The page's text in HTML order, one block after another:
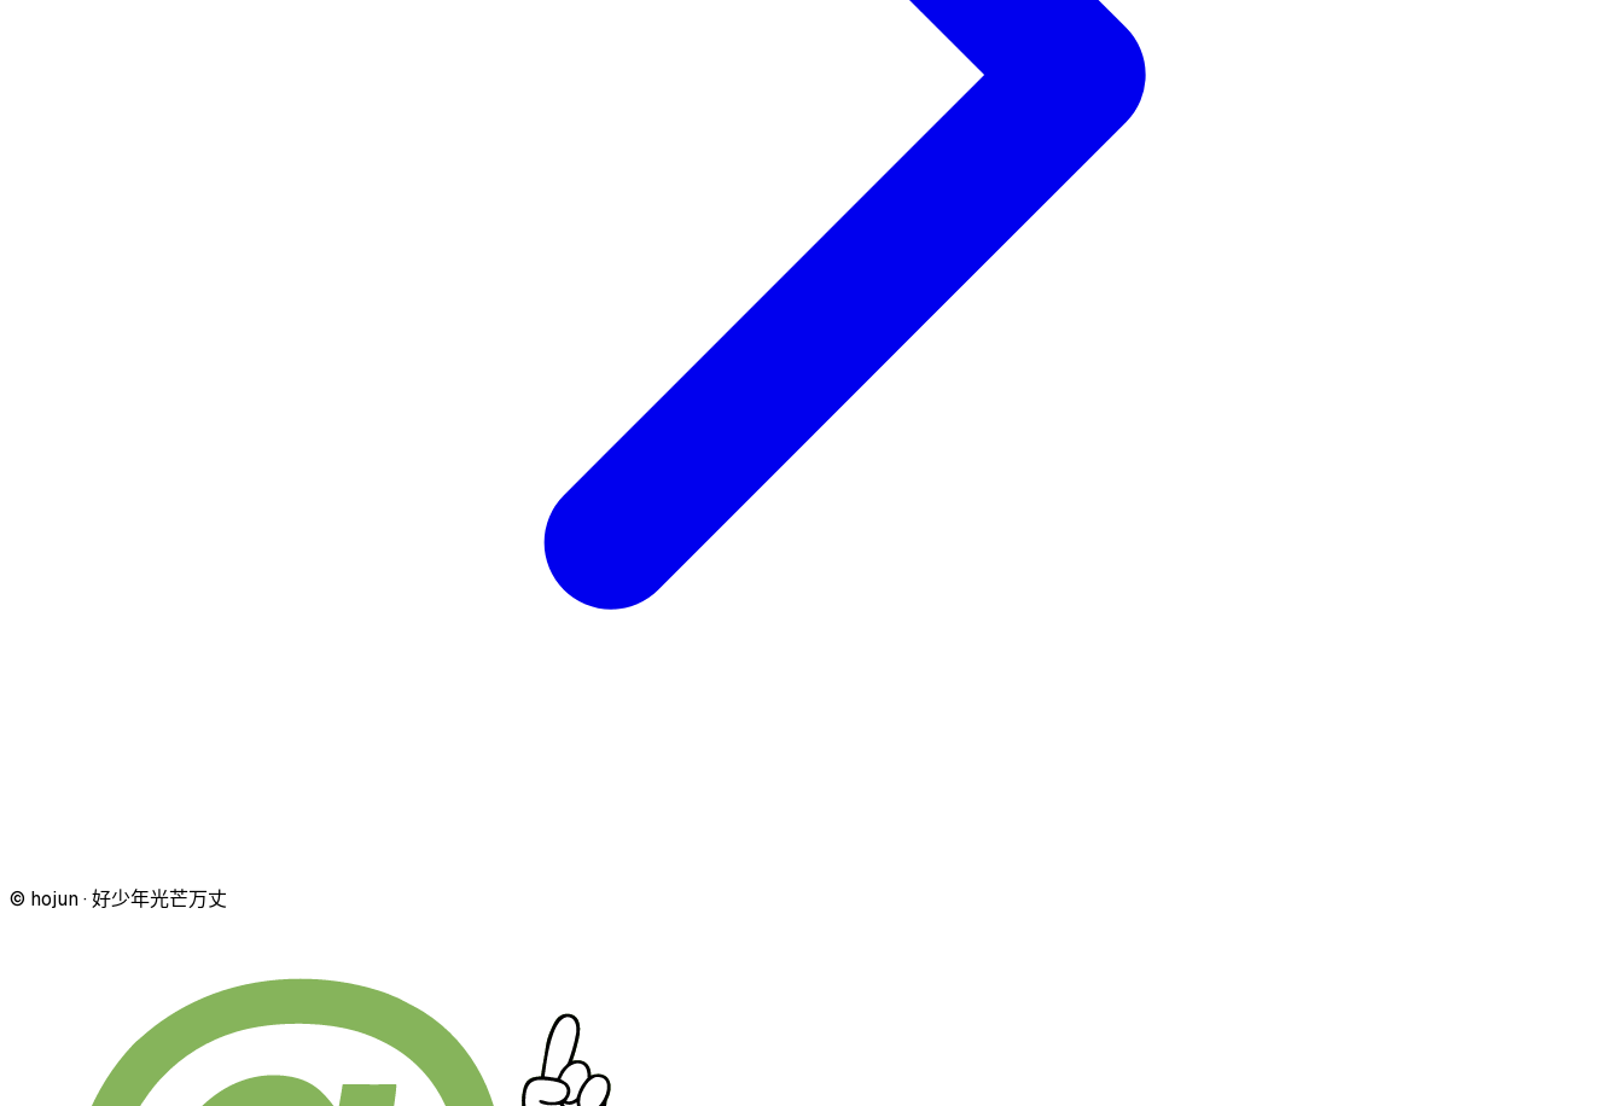
© hojun · 好少年光芒万丈